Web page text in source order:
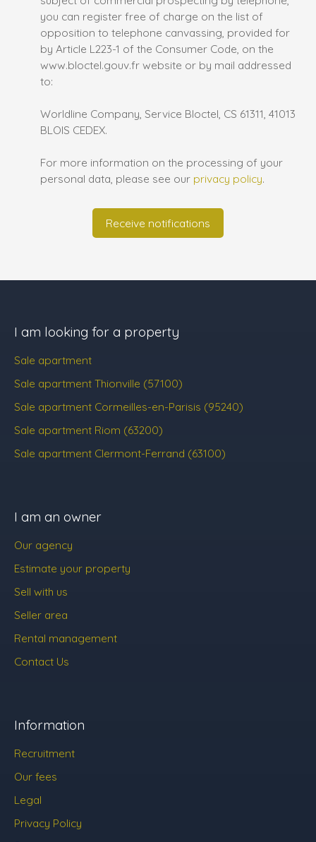
you can register free of charge on the list of
opposition to telephone canvassing, provided for
by Article L223-1 of the Consumer Code, on the
www.bloctel.gouv.fr website or by mail addressed
to:
Worldline Company, Service Bloctel, CS 61311, 41013
BLOIS CEDEX.
For more information on the processing of your
personal data, please see our privacy policy.
Receive notifications
I am looking for a property
Sale apartment
Sale apartment Thionville (57100)
Sale apartment Cormeilles-en-Parisis (95240)
Sale apartment Riom (63200)
Sale apartment Clermont-Ferrand (63100)
I am an owner
Our agency
Estimate your property
Sell with us
Seller area
Rental management
Contact Us
Information
Recruitment
Our fees
Legal
Privacy Policy